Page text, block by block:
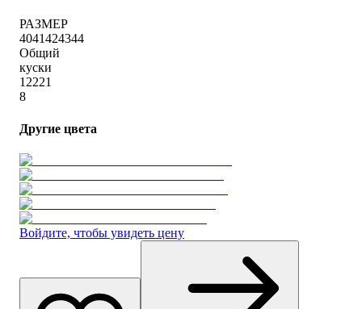
РАЗМЕР
4041424344
Общий
куски
12221
8
Другие цвета
Войдите, чтобы увидеть цену